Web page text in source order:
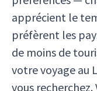
apprécient le
préfèrent les
de moins de
votre voyage au
vous